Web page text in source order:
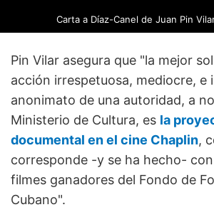
Carta a Díaz-Canel de Juan Pin
Pin Vilar asegura que "la mejor
acción irrespetuosa, mediocre, e
anonimato de una autoridad, a
Ministerio de Cultura, es la
documental en el cine Chaplin,
corresponde -y se ha hecho-
filmes ganadores del Fondo de
Cubano".